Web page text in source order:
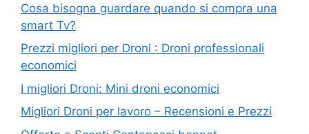
Cosa bisogna guardare quando si compra una
smart Tv?
Prezzi migliori per Droni : Droni professionali
economici
I migliori Droni: Mini droni economici
Migliori Droni per lavoro – Recensioni e Prezzi